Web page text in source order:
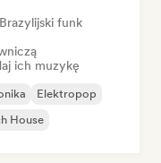
Brazylijski funk
ich muzykę
Elektropop
House